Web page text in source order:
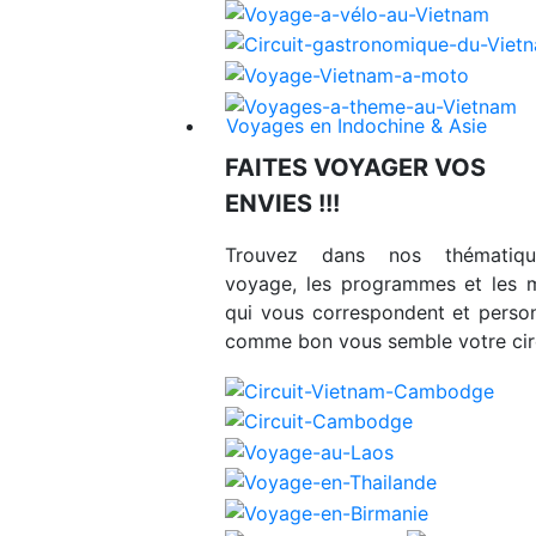
Voyages en Indochine & Asie
FAITES VOYAGER VOS
ENVIES !!!
Trouvez dans nos
voyage, les programmes et les
qui vous correspondent et
comme bon vous semble votre